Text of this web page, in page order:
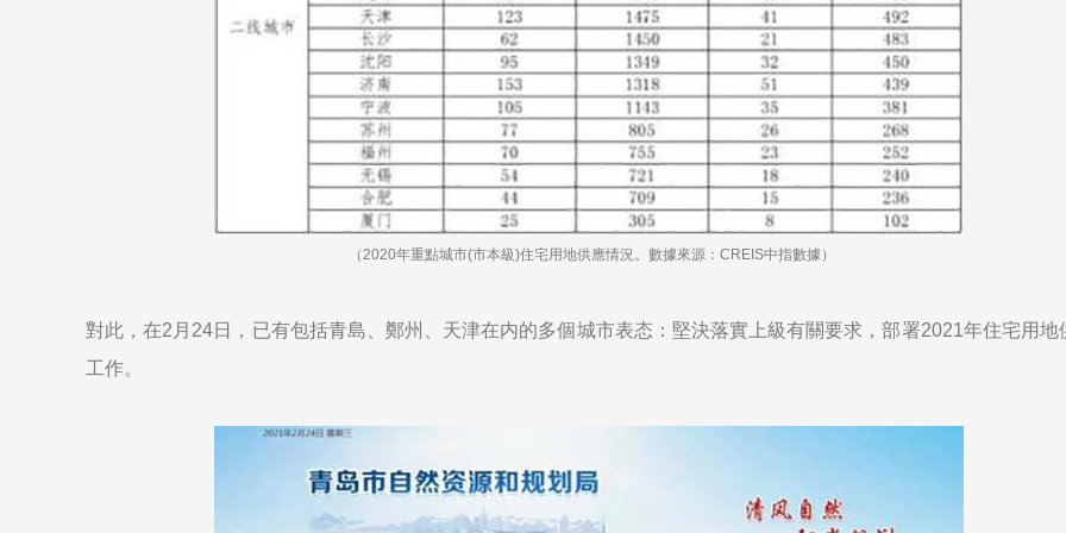
（2020年重點城市(市本級)住宅用地供應情況。數據來源：CREIS中指數據）
對此，在2月24日，已有包括青島、鄭州、天津在内的多個城市表态：堅決落實上級有關要求，部署2021年住宅用地
工作。